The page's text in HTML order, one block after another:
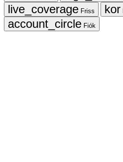
Friss
Fiók